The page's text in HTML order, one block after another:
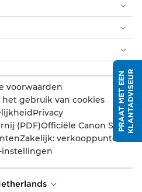
P
R
A
A
T
M
E
T
E
E
N
K
L
A
N
T
A
D
V
I
S
E
UR
voorwaarden
gebruik van cookies
Privacy
(PDF)Officiële Canon Store
Zakelijk: verkooppunten
instellingen